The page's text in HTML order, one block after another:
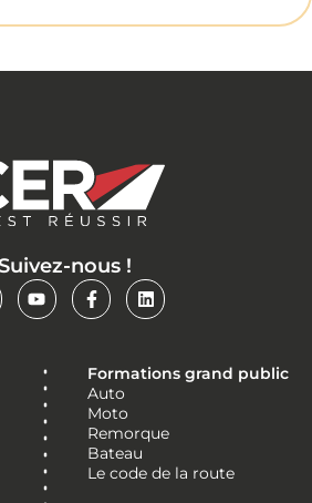
nous !
Formations grand public
Auto
Moto
Remorque
Bateau
Le code de la route